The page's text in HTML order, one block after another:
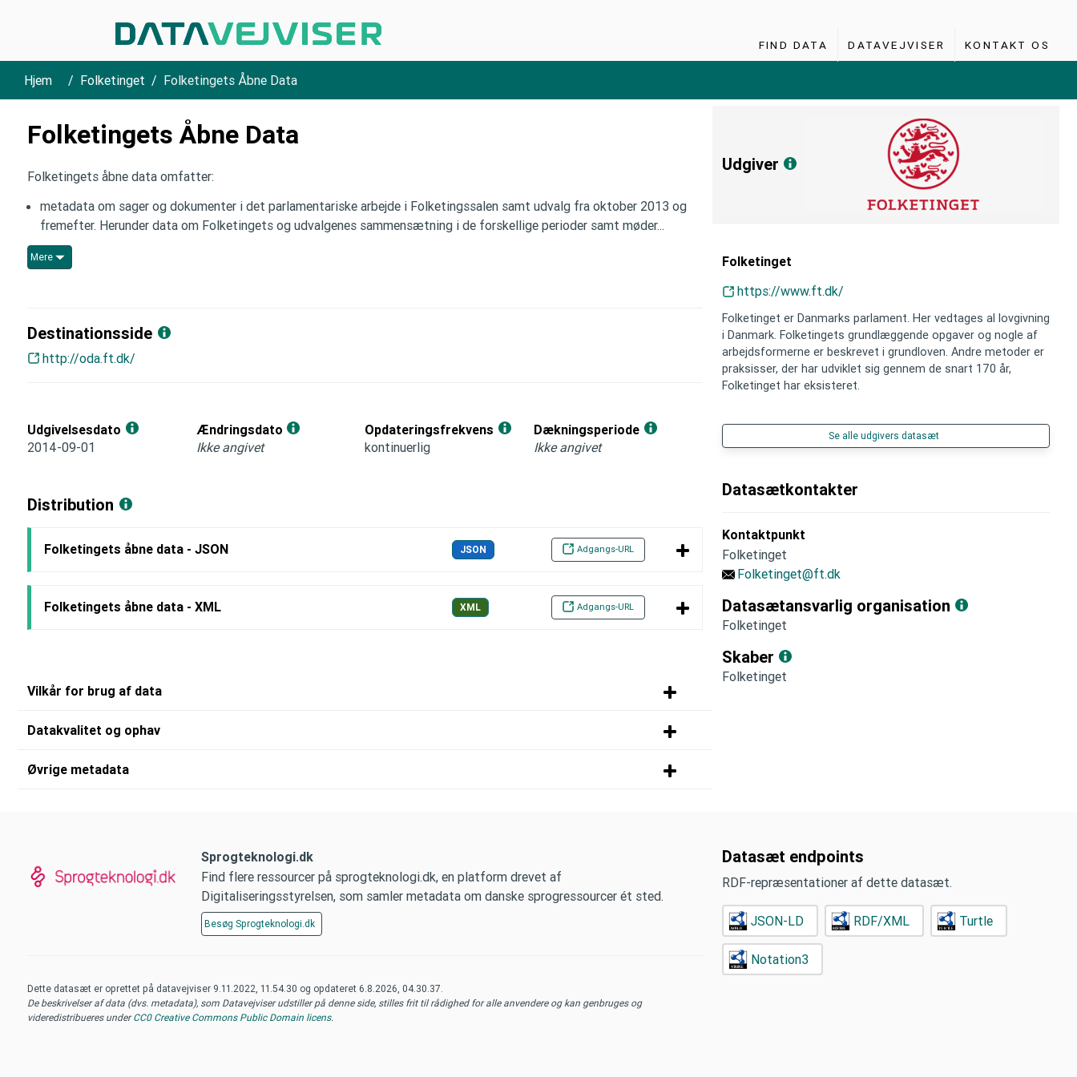
FIND DATA DATAVEJVISER KONTAKT OS
Hjem Folketinget Folketingets Åbne Data
Folketingets Åbne Data
Folketingets åbne data omfatter:
metadata om sager og dokumenter i det parlamentariske arbejde i Folketingssalen samt udvalg fra oktober 2013 og
fremefter. Herunder data om Folketingets og udvalgenes sammensætning i de forskellige perioder samt møder...
Mere
Destinationsside
http://oda.ft.dk/
Udgivelsesdato
2014-09-01
Ændringsdato
Ikke angivet
Opdateringsfrekvens
kontinuerlig
Dækningsperiode
Ikke angivet
Distribution
Folketingets åbne data - JSON JSON Adgangs-URL
Folketingets åbne data - XML XML Adgangs-URL
Vilkår for brug af data
Datakvalitet og ophav
Øvrige metadata
Udgiver
Folketinget
https://www.ft.dk/
Folketinget er Danmarks parlament. Her vedtages al lovgivning
i Danmark. Folketingets grundlæggende opgaver og nogle af
arbejdsformerne er beskrevet i grundloven. Andre metoder er
praksisser, der har udviklet sig gennem de snart 170 år,
Folketinget har eksisteret.
Se alle udgivers datasæt
Datasætkontakter
Kontaktpunkt
Folketinget
Folketinget@ft.dk
Datasætansvarlig organisation
Folketinget
Skaber
Folketinget
Sprogteknologi.dk
Find flere ressourcer på sprogteknologi.dk, en platform drevet af
Digitaliseringsstyrelsen, som samler metadata om danske sprogressourcer ét sted.
Besøg Sprogteknologi.dk
Dette datasæt er oprettet på datavejviser 9.11.2022, 11.54.30 og opdateret 6.8.2026, 04.30.37
De beskrivelser af data (dvs. metadata), som Datavejviser udstiller på denne side, stilles frit til rådighed for alle anvendere og kan genbruges og
videredistribueres underCC0 Creative Commons Public Domain licens.
Datasæt endpoints
RDF-repræsentationer af dette datasæt.
JSON-LD RDF/XML Turtle
Notation3